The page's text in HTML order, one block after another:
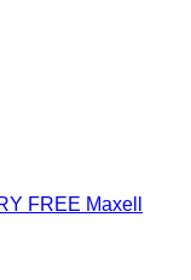
Maxell